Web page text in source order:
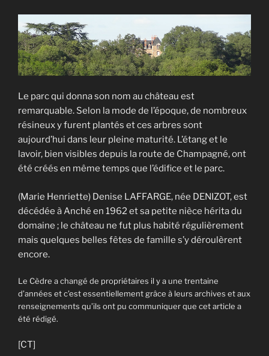
Le parc qui donna son nom au château est
remarquable. Selon la mode de l’époque, de nombreux
résineux y furent plantés et ces arbres sont
aujourd’hui dans leur pleine maturité. L’étang et le
lavoir, bien visibles depuis la route de Champagné, ont
été créés en même temps que l’édifice et le parc.
(Marie Henriette) Denise LAFFARGE, née DENIZOT, est
décédée à Anché en 1962 et sa petite nièce hérita du
domaine ; le château ne fut plus habité régulièrement
mais quelques belles fêtes de famille s’y déroulèrent
encore.
Le Cèdre a changé de propriétaires il y a une trentaine
d’années et c’est essentiellement grâce à leurs archives et aux
renseignements qu’ils ont pu communiquer que cet article a
été rédigé.
[CT]